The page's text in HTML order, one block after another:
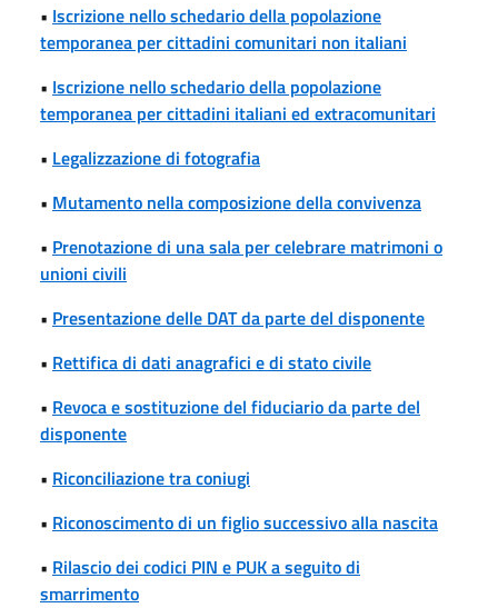
• Iscrizione nello schedario della popolazione
temporanea per cittadini comunitari non italiani
• Iscrizione nello schedario della popolazione
temporanea per cittadini italiani ed extracomunitari
• Legalizzazione di fotografia
• Mutamento nella composizione della convivenza
• Prenotazione di una sala per celebrare matrimoni o
unioni civili
• Presentazione delle DAT da parte del disponente
• Rettifica di dati anagrafici e di stato civile
• Revoca e sostituzione del fiduciario da parte del
disponente
• Riconciliazione tra coniugi
• Riconoscimento di un figlio successivo alla nascita
• Rilascio dei codici PIN e PUK a seguito di
smarrimento